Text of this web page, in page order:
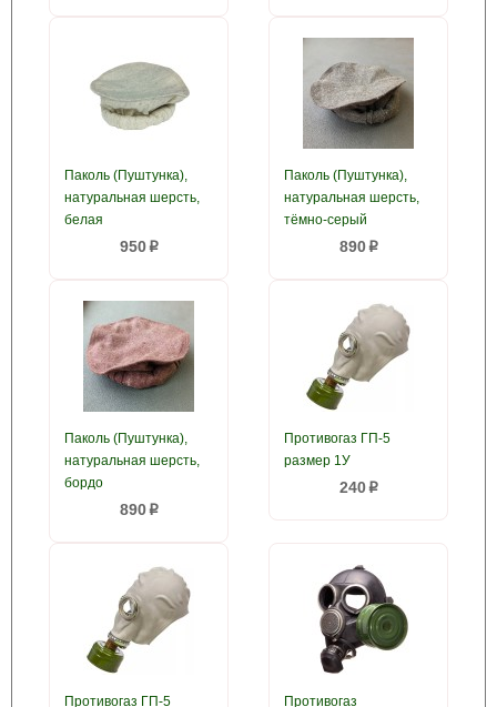
Паколь (Пуштунка),
натуральная шерсть,
белая
950p
Паколь (Пуштунка),
натуральная шерсть,
тёмно-серый
890p
Паколь (Пуштунка),
натуральная шерсть,
бордо
890p
Противогаз ГП-5
размер 1У
240p
Противогаз ГП-5 Противогаз